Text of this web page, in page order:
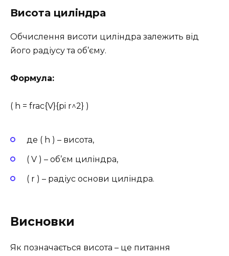
Висота циліндра
Обчислення висоти циліндра залежить від
його радіусу та об’єму.
Формула:
( h = frac{V}{pi r^2} )
де ( h ) – висота,
( V ) – об’єм циліндра,
( r ) – радіус основи циліндра.
Висновки
Як позначається висота – це питання